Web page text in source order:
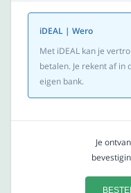
iDEAL | Wero
Met iDEAL kan je
betalen. Je rekent af in
eigen bank.
Je